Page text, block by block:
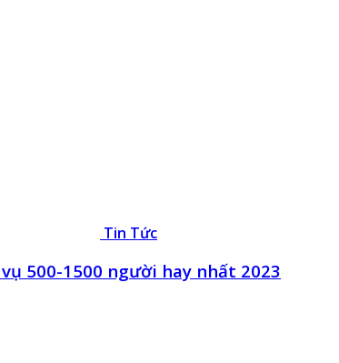
Tin Tức
500-1500 người hay nhất 2023